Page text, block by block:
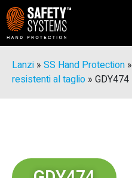
Lanzi » SS Hand Protection »
resistenti al taglio » GDY474